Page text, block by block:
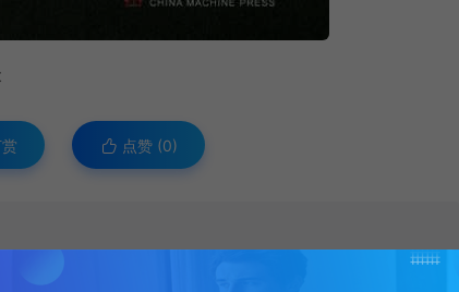
点赞 (0)